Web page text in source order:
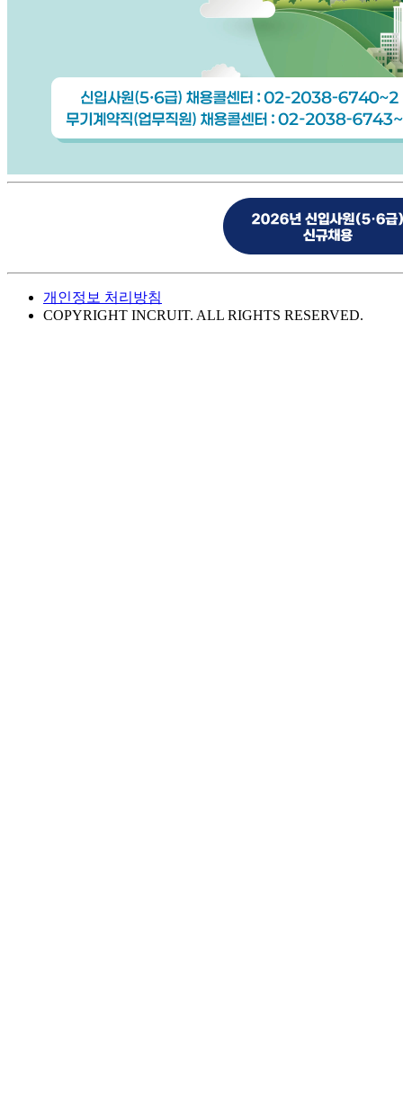
개인정보 처리방침
COPYRIGHT INCRUIT. ALL RIGHTS RESERVED.